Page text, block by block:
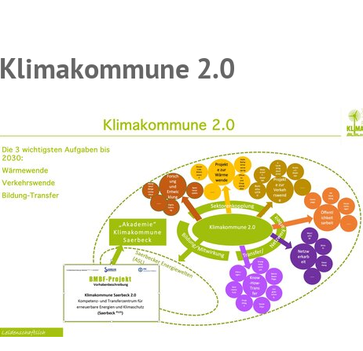
Klimakommune 2.0